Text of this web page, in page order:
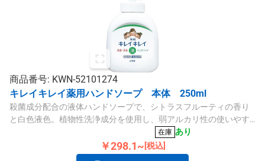
商品番号: KWN-52101274
キレイキレイ薬用ハンドソープ 本体 250ml
殺菌成分配合の液体ハンドソープで、シトラスフルーティの香り
と白色液色。植物性洗浄成分を使用し、弱アルカリ性の使いやす
在庫 あり
￥298.1~ [税込]